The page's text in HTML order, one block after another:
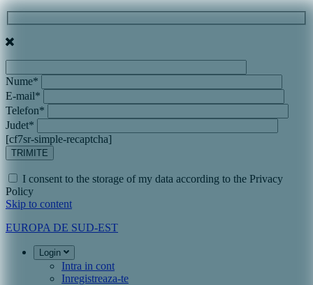
Nume*
E-mail*
Telefon*
Judet*
[cf7sr-simple-recaptcha]
I consent to the storage of my data according to the Privacy
Policy
Skip to content
EUROPA DE SUD-EST
Login
Intra in cont
Inregistreaza-te